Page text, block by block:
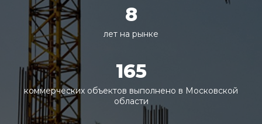
8
лет на рынке
165
коммерческих объектов выполнено в Московской
области